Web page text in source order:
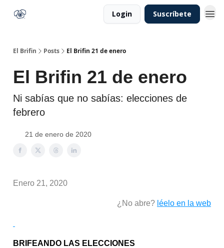
Login Suscríbete
El Brifin Posts El Brifin 21 de enero
El Brifin 21 de enero
Ni sabías que no sabías: elecciones de
febrero
21 de enero de 2020
Enero 21, 2020
¿No abre? léelo en la web
BRIFEANDO LAS ELECCIONES